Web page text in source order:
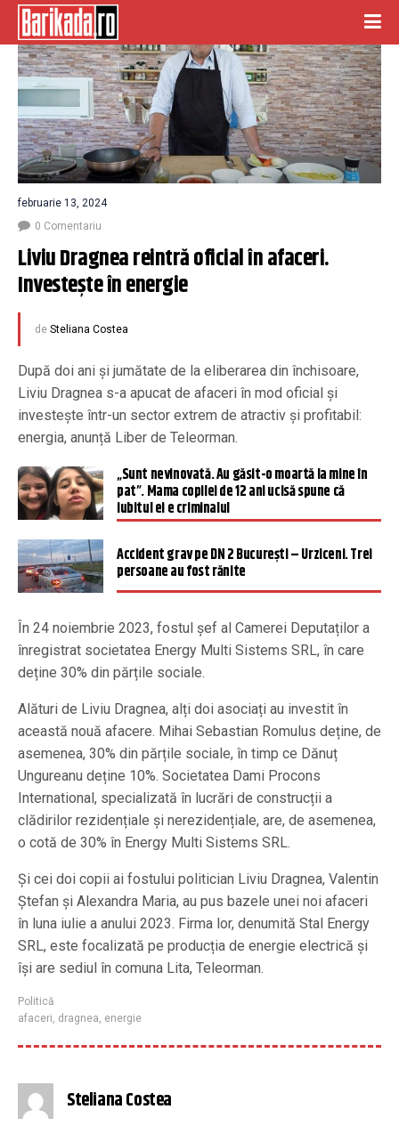
februarie 13, 2024
0 Comentariu
Liviu Dragnea reintră oficial în afaceri.
Investește în energie
de Steliana Costea
După doi ani și jumătate de la eliberarea din închisoare,
Liviu Dragnea s-a apucat de afaceri în mod oficial și
investește într-un sector extrem de atractiv și profitabil:
energia, anunță Liber de Teleorman.
„Sunt nevinovată. Au găsit-o moartă la mine în
pat”. Mama copilei de 12 ani ucisă spune că
iubitul ei e criminalul
Accident grav pe DN 2 București – Urziceni. Trei
persoane au fost rănite
În 24 noiembrie 2023, fostul șef al Camerei Deputaților a
înregistrat societatea Energy Multi Sistems SRL, în care
deține 30% din părțile sociale.
Alături de Liviu Dragnea, alți doi asociați au investit în
această nouă afacere. Mihai Sebastian Romulus deține, de
asemenea, 30% din părțile sociale, în timp ce Dănuț
Ungureanu deține 10%. Societatea Dami Procons
International, specializată în lucrări de construcții a
clădirilor rezidențiale și nerezidențiale, are, de asemenea,
o cotă de 30% în Energy Multi Sistems SRL.
Și cei doi copii ai fostului politician Liviu Dragnea, Valentin
Ștefan și Alexandra Maria, au pus bazele unei noi afaceri
în luna iulie a anului 2023. Firma lor, denumită Stal Energy
SRL, este focalizată pe producția de energie electrică și
își are sediul în comuna Lita, Teleorman.
Politică
afaceri dragnea energie
Steliana Costea